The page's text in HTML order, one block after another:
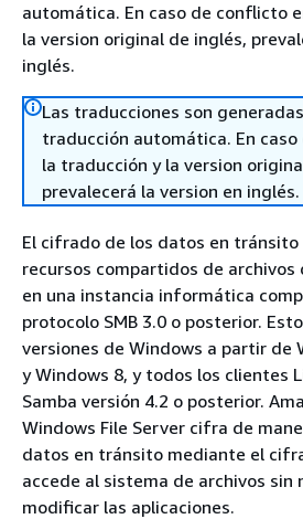
automática. En caso de conflicto
la version original de inglés,
inglés.
Las traducciones son
traducción automática. En
la traducción y la version
prevalecerá la version en inglés.
El cifrado de los datos en tránsito
recursos compartidos de archivos
en una instancia informática
protocolo SMB 3.0 o posterior.
versiones de Windows a partir de
y Windows 8, y todos los clientes
Samba versión 4.2 o posterior.
Windows File Server cifra de
datos en tránsito mediante el
accede al sistema de archivos sin
modificar las aplicaciones.